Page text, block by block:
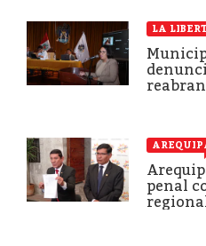
LA
penal